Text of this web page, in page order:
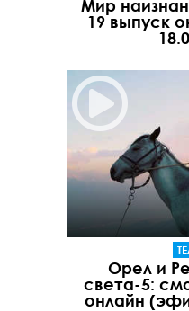
Мир
19 выпуск
Орел и
света-5:
онлайн